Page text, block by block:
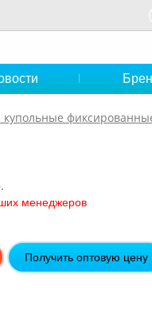
менеджеров
Получить оптовую цену